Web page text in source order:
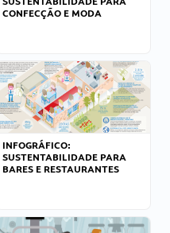
CONFECÇÃO E MODA
INFOGRÁFICO:
SUSTENTABILIDADE PARA
BARES E RESTAURANTES